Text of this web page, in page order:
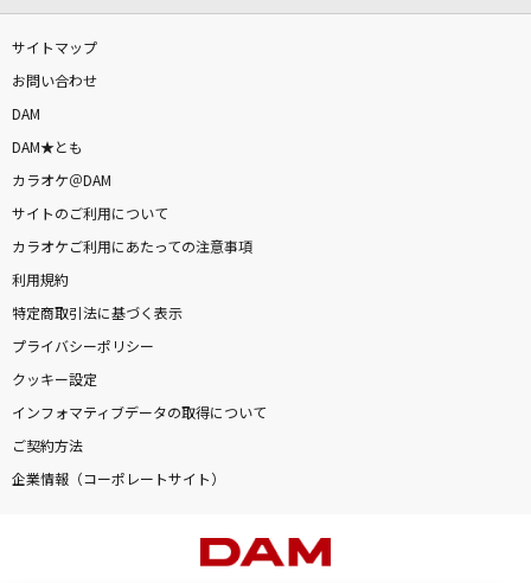
サイトマップ
お問い合わせ
DAM
DAM★とも
カラオケ＠DAM
サイトのご利用について
カラオケご利用にあたっての注意事項
利用規約
特定商取引法に基づく表示
プライバシーポリシー
クッキー設定
インフォマティブデータの取得について
ご契約方法
企業情報（コーポレートサイト）